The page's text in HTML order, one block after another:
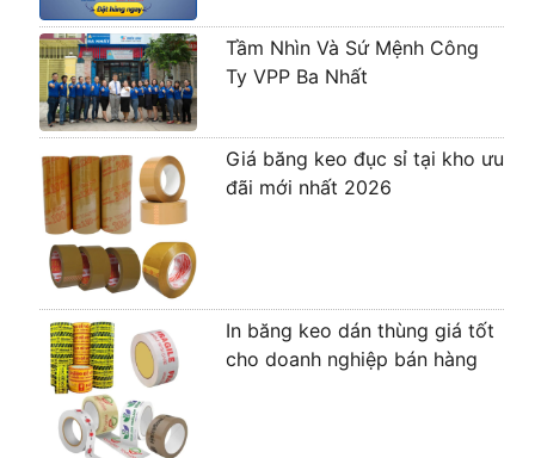
Tầm Nhìn Và Sứ Mệnh Công
Ty VPP Ba Nhất
Giá băng keo đục sỉ tại kho ưu
đãi mới nhất 2026
In băng keo dán thùng giá tốt
cho doanh nghiệp bán hàng